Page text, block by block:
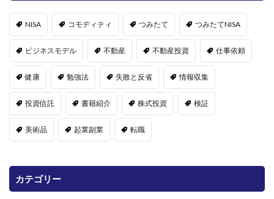
NISA コモディティ つみたて つみたてNISA
ビジネスモデル 不動産 不動産投資 仕事依頼
健康 勉強法 失敗と反省 情報収集
投資信託 書籍紹介 株式投資 検証
美術品 起業副業 転職
カテゴリー